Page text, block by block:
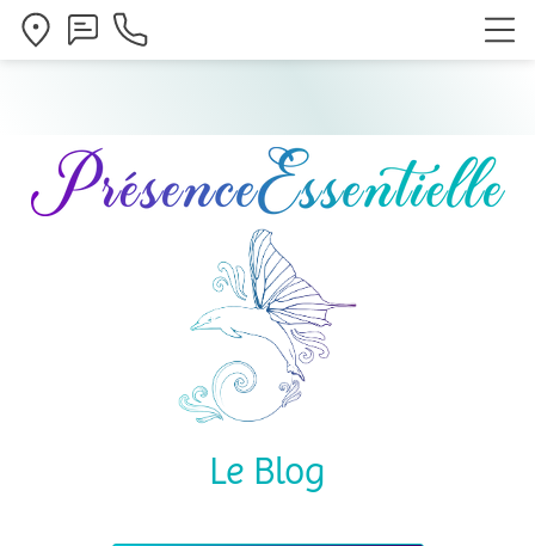
Le Blog